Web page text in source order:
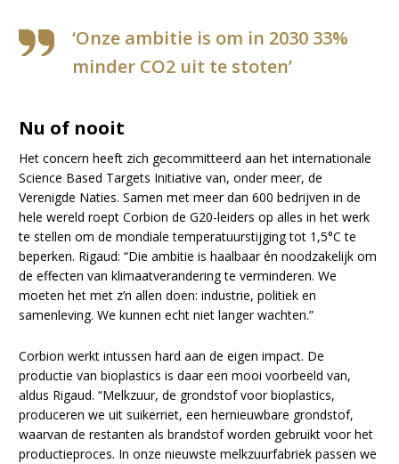
‘Onze ambitie is om in 2030 33%
minder CO2 uit te stoten’
Nu of nooit
Het concern heeft zich gecommitteerd aan het internationale
Science Based Targets Initiative van, onder meer, de
Verenigde Naties. Samen met meer dan 600 bedrijven in de
hele wereld roept Corbion de G20-leiders op alles in het werk
te stellen om de mondiale temperatuurstijging tot 1,5°C te
beperken. Rigaud: “Die ambitie is haalbaar én noodzakelijk om
de effecten van klimaatverandering te verminderen. We
moeten het met z’n allen doen: industrie, politiek en
samenleving. We kunnen echt niet langer wachten.”
Corbion werkt intussen hard aan de eigen impact. De
productie van bioplastics is daar een mooi voorbeeld van,
aldus Rigaud. “Melkzuur, de grondstof voor bioplastics,
produceren we uit suikerriet, een hernieuwbare grondstof,
waarvan de restanten als brandstof worden gebruikt voor het
productieproces. In onze nieuwste melkzuurfabriek passen we